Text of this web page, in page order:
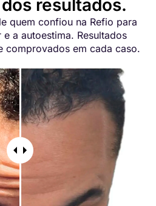
dos resultados.
quem confiou na Refio para
a autoestima. Resultados
comprovados em cada caso.